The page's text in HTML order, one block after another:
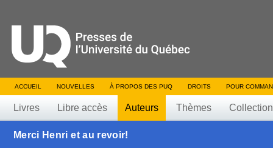
ACCUEIL NOUVELLES À PROPOS DES PUQ DROITS POUR
Livres Libre accès Auteurs Thèmes
Merci Henri et au revoir!